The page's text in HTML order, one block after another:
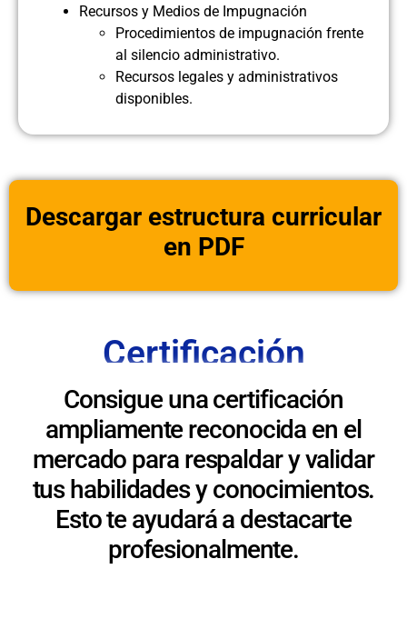
Recursos y Medios de Impugnación
Procedimientos de impugnación frente
al silencio administrativo.
Recursos legales y administrativos
disponibles.
Descargar estructura curricular
en PDF
Certificación
Consigue una certificación
ampliamente reconocida en el
mercado para respaldar y validar
tus habilidades y conocimientos.
Esto te ayudará a destacarte
profesionalmente.